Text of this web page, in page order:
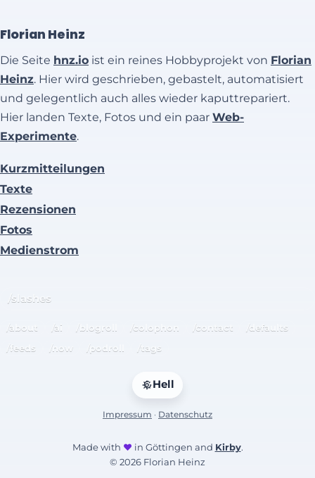
Florian Heinz
Die Seite hnz.io ist ein reines Hobbyprojekt von Florian
Heinz. Hier wird geschrieben, gebastelt, automatisiert
und gelegentlich auch alles wieder kaputtrepariert.
Hier landen Texte, Fotos und ein paar Web-
Experimente.
Kurzmitteilungen
Texte
Rezensionen
Fotos
Medienstrom
/slashes
/about /ai /blogroll /colophon /contact
/defaults
/feeds
/now /podroll /tags
Hell
Impressum · Datenschutz
Made with ♥ in Göttingen and Kirby.
© 2026 Florian Heinz